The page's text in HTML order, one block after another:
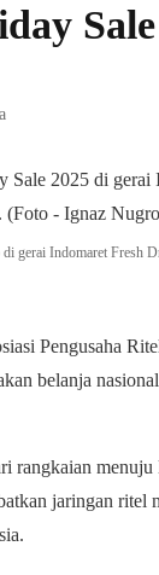
gerai Indomaret Fresh
Pengusaha
belanja
rangkaian
jaringan ritel